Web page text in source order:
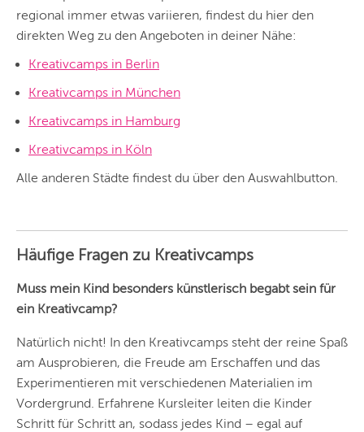
Angebote und
Angebote außerhalb
unserer Städte.
BERLIN
MÜNCHEN
HAMBURG
FRANKFURT
STUTTGART
ESSEN
DRESDEN
NÜRNBERG
regional immer etwas variieren, findest du hier den
direkten Weg zu den Angeboten in deiner Nähe:
Kreativcamps in Berlin
Kreativcamps in München
Kreativcamps in Hamburg
Kreativcamps in Köln
Alle anderen Städte findest du über den Auswahlbutton.
Häufige Fragen zu Kreativcamps
Muss mein Kind besonders künstlerisch begabt sein für
ein Kreativcamp?
Natürlich nicht! In den Kreativcamps steht der reine Spaß
am Ausprobieren, die Freude am Erschaffen und das
Experimentieren mit verschiedenen Materialien im
Vordergrund. Erfahrene Kursleiter leiten die Kinder
Schritt für Schritt an, sodass jedes Kind – egal auf